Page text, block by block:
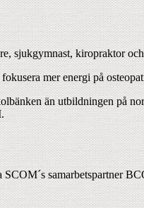
sjukgymnast, kiropraktor
mer energi på
än utbildningen på
samarbetspartner